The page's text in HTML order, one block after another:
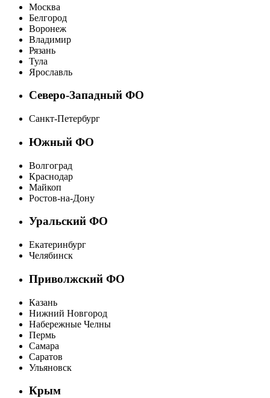
Москва
Белгород
Воронеж
Владимир
Рязань
Тула
Ярославль
Северо-Западный ФО
Санкт-Петербург
Южный ФО
Волгоград
Краснодар
Майкоп
Ростов-на-Дону
Уральский ФО
Екатеринбург
Челябинск
Приволжский ФО
Казань
Нижний Новгород
Набережные Челны
Пермь
Самара
Саратов
Ульяновск
Крым